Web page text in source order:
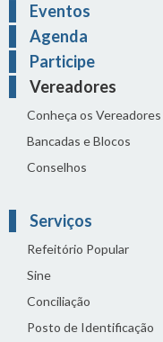
Eventos
Agenda
Participe
Vereadores
Conheça os Vereadores
Bancadas e Blocos
Conselhos
Serviços
Refeitório Popular
Sine
Conciliação
Posto de Identificação